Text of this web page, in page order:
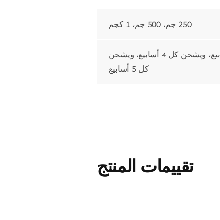
250 جم، 500 جم، 1 كجم
يشحن كل أسبوع، ويشحن كل أسبوعين، ويشحن كل 3 أسابيع، ويشحن كل 4 أسابيع، ويشحن
كل 5 أسابيع
تقييمات المنتج